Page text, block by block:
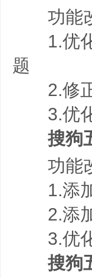
功能
1.优化
题
2.修正
3.优化
搜狗五
功能
1.添加
2.添加
3.优化
搜狗五